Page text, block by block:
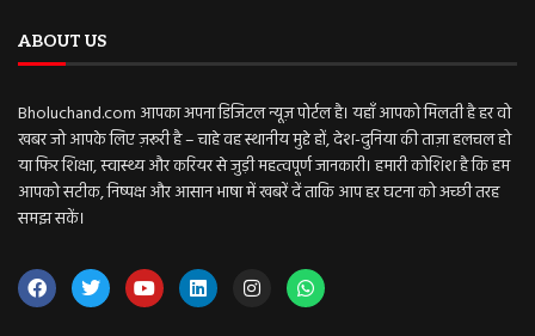
ABOUT US
Bholuchand.com आपका अपना डिजिटल न्यूज़ पोर्टल है। यहाँ आपको मिलती है हर वो
खबर जो आपके लिए ज़रूरी है – चाहे वह स्थानीय मुद्दे हों, देश-दुनिया की ताज़ा हलचल हो
या फिर शिक्षा, स्वास्थ्य और करियर से जुड़ी महत्वपूर्ण जानकारी। हमारी कोशिश है कि हम
आपको सटीक, निष्पक्ष और आसान भाषा में खबरें दें ताकि आप हर घटना को अच्छी तरह
समझ सकें।